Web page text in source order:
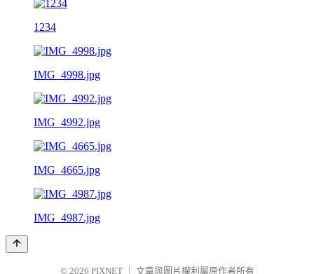
1234
IMG_4998.jpg
IMG_4992.jpg
IMG_4665.jpg
IMG_4987.jpg
© 2026 PIXNET 文章與圖片權利屬原作者所有